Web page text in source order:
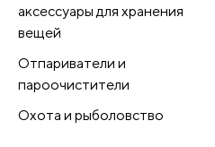
аксессуары для хранения
вещей
Отпариватели и
пароочистители
Охота и рыболовство